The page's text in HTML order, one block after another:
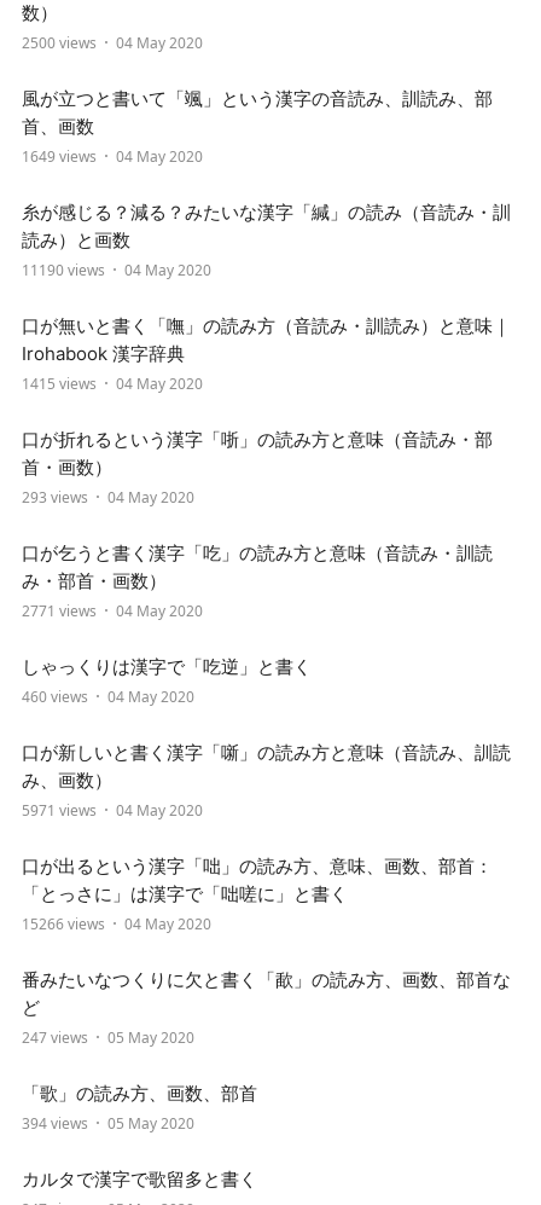
数）
2500 views 04 May 2020
風が立つと書いて「颯」という漢字の音読み、訓読み、部
首、画数
1649 views 04 May 2020
糸が感じる？減る？みたいな漢字「緘」の読み（音読み・訓
読み）と画数
11190 views 04 May 2020
口が無いと書く「嘸」の読み方（音読み・訓読み）と意味｜
Irohabook 漢字辞典
1415 views 04 May 2020
口が折れるという漢字「哳」の読み方と意味（音読み・部
首・画数）
293 views 04 May 2020
口が乞うと書く漢字「吃」の読み方と意味（音読み・訓読
み・部首・画数）
2771 views 04 May 2020
しゃっくりは漢字で「吃逆」と書く
460 views 04 May 2020
口が新しいと書く漢字「噺」の読み方と意味（音読み、訓読
み、画数）
5971 views 04 May 2020
口が出るという漢字「咄」の読み方、意味、画数、部首：
「とっさに」は漢字で「咄嗟に」と書く
15266 views 04 May 2020
番みたいなつくりに欠と書く「歃」の読み方、画数、部首な
ど
247 views 05 May 2020
「歌」の読み方、画数、部首
394 views 05 May 2020
カルタで漢字で歌留多と書く